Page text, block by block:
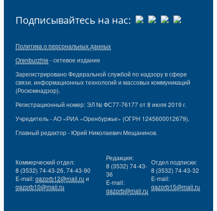
Подписывайтесь на нас:
Политика о персональных данных
Orenburzhie - сетевое издание
Зарегистрировано Федеральной службой по надзору в сфере
связи, информационных технологий и массовых коммуникаций
(Роскомнадзор).
Регистрационный номер: ЭЛ № ФС77-76177 от 8 июля 2019 г.
Учредитель - АО «РИА «Оренбуржье» (ОГРН 1245600012679).
Главный редактор - Юрий Николаевич Мещанинов.
Коммерческий отдел:
8 (3532) 74-43-26, 74-43-90
E-mail:gazorb12@mail.ru и
gazorb10@mail.ru
Редакция:
8 (3532) 74-43-
36
E-mail:
gazorb@mail.ru
Отдел подписки:
8 (3532) 74-43-32
E-mail:
gazorb15@mail.ru